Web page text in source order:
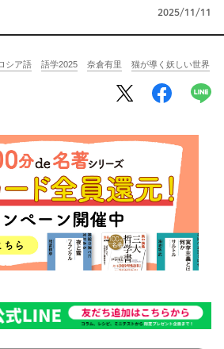
NHKブックス 100分de名著
その他
きょうの レシピ
レシピ その他
ABOUT
2025/11/11
シア語 語学2025 奈倉有里 猫が導く妖しい世界